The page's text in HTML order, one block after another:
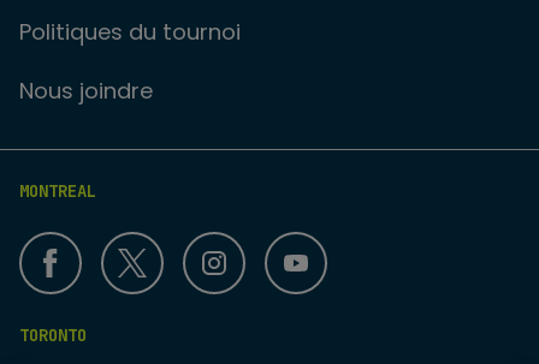
Politiques du tournoi
Nous joindre
MONTREAL
TORONTO